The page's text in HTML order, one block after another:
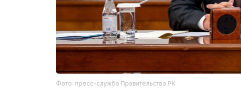
Фото: пресс-служба Правительства РК